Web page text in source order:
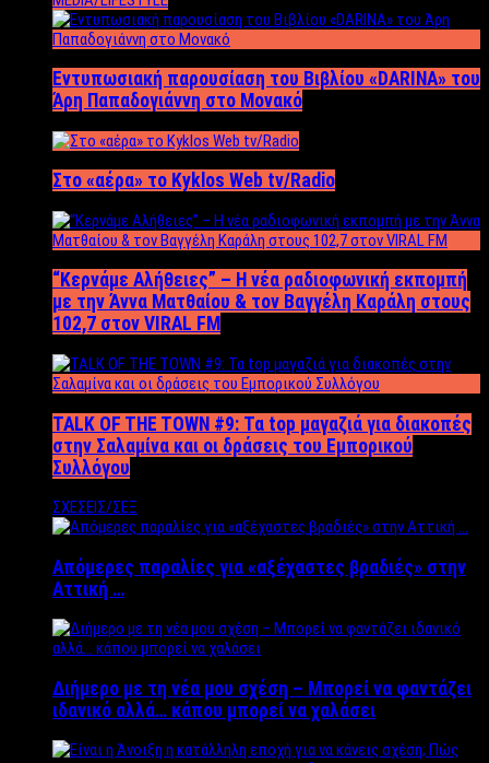
Εντυπωσιακή παρουσίαση του Βιβλίου «DARINA» του
Άρη Παπαδογιάννη στο Μονακό
Στο «αέρα» το Kyklos Web tv/Radio
“Kερνάμε Αλήθειες” – Η νέα ραδιοφωνική εκπομπή
με την Άννα Ματθαίου & τον Βαγγέλη Καράλη στους
102,7 στον VIRAL FM
TALK OF THE TOWN #9: Τα top μαγαζιά για διακοπές
στην Σαλαμίνα και οι δράσεις του Εμπορικού
Συλλόγου
ΣΧΕΣΕΙΣ/ΣΕΞ
Απόμερες παραλίες για «αξέχαστες βραδιές» στην
Αττική …
Διήμερο με τη νέα μου σχέση – Μπορεί να φαντάζει
ιδανικό αλλά… κάπου μπορεί να χαλάσει